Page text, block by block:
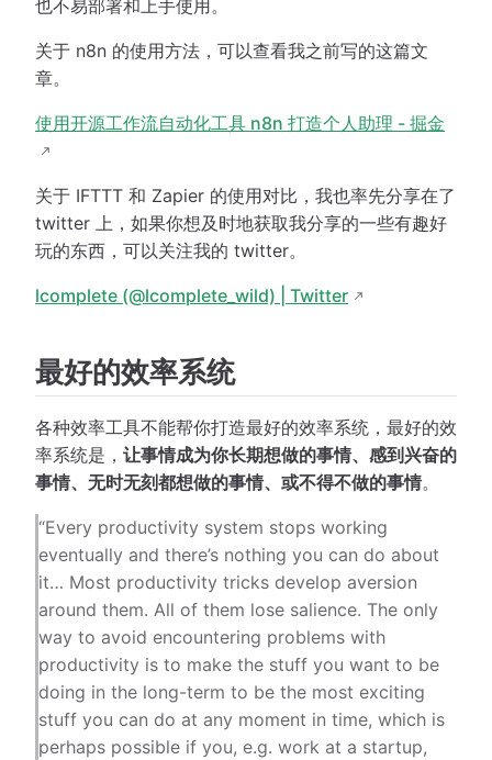
也不易部署和上手使用。
关于 n8n 的使用方法，可以查看我之前写的这篇文
章。
使用开源工作流自动化工具 n8n 打造个人助理 - 掘金
关于 IFTTT 和 Zapier 的使用对比，我也率先分享在了
twitter 上，如果你想及时地获取我分享的一些有趣好
玩的东西，可以关注我的 twitter。
lcomplete (@lcomplete_wild) | Twitter
最好的效率系统
各种效率工具不能帮你打造最好的效率系统，最好的效
率系统是， 让事情成为你长期想做的事情、感到兴奋的
事情、无时无刻都想做的事情、或不得不做的事情。
“Every productivity system stops working
eventually and there’s nothing you can do about
it… Most productivity tricks develop aversion
around them. All of them lose salience. The only
way to avoid encountering problems with
productivity is to make the stuff you want to be
doing in the long-term to be the most exciting
stuff you can do at any moment in time, which is
perhaps possible if you, e.g. work at a startup,